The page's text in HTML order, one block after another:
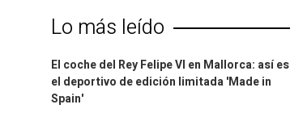
Lo más leído
El coche del Rey Felipe VI en Mallorca: así es
el deportivo de edición limitada 'Made in
Spain'